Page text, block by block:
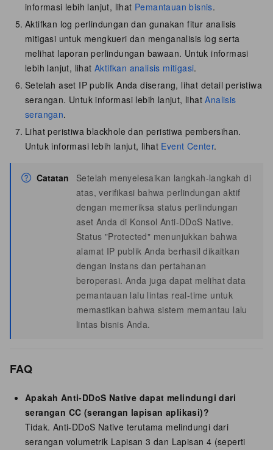
informasi lebih lanjut, lihat Pemantauan bisnis.
Aktifkan log perlindungan dan gunakan fitur analisis
mitigasi untuk mengkueri dan menganalisis log serta
melihat laporan perlindungan bawaan. Untuk informasi
lebih lanjut, lihatAktifkan analisis mitigasi.
Setelah aset IP publik Anda diserang, lihat detail peristiwa
serangan. Untuk informasi lebih lanjut, lihatAnalisis
serangan.
Lihat peristiwa blackhole dan peristiwa pembersihan.
Untuk informasi lebih lanjut, lihat Event Center.
Catatan
Setelah menyelesaikan langkah-langkah di
atas, verifikasi bahwa perlindungan aktif
dengan memeriksa status perlindungan
aset Anda di Konsol Anti-DDoS Native.
Status "Protected" menunjukkan bahwa
alamat IP publik Anda berhasil dikaitkan
dengan instans dan pertahanan
beroperasi. Anda juga dapat melihat data
pemantauan lalu lintas real-time untuk
memastikan bahwa sistem memantau lalu
lintas bisnis Anda.
FAQ
Apakah Anti-DDoS Native dapat melindungi dari
serangan CC (serangan lapisan aplikasi)?
Tidak. Anti-DDoS Native terutama melindungi dari
serangan volumetrik Lapisan 3 dan Lapisan 4 (seperti